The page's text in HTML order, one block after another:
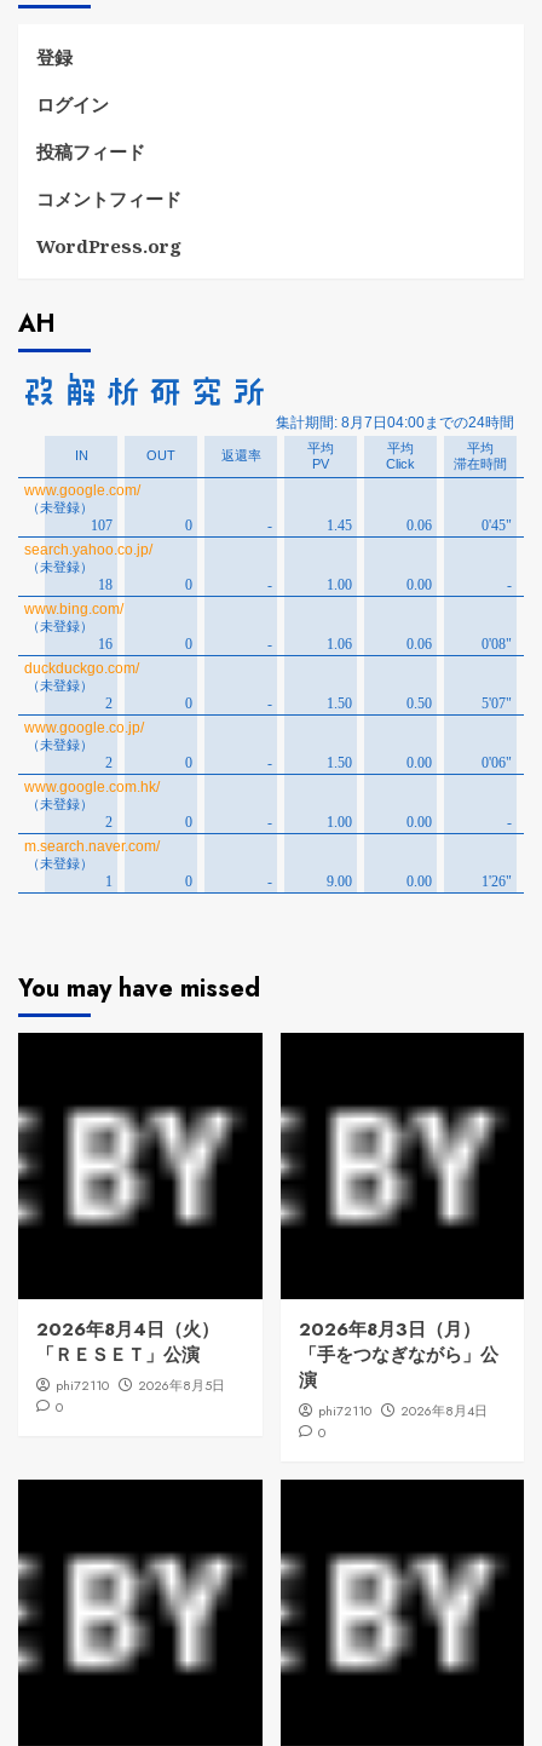
ー
登録
ログイン
投稿フィード
コメントフィード
WordPress.org
AH
You may have missed
2026年8月4日（火）
「ＲＥＳＥＴ」公演
phi72110
2026年8月5日
0
2026年8月3日（月）
「手をつなぎながら」公
演
phi72110
2026年8月4日
0